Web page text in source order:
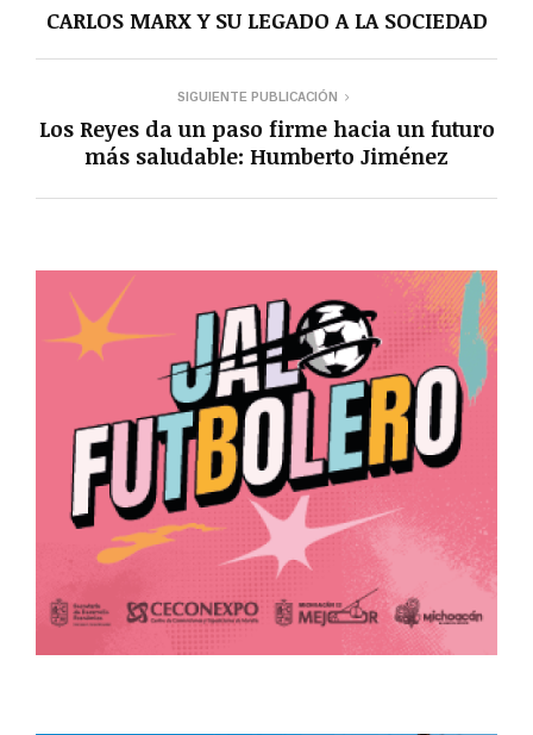
CARLOS MARX Y SU LEGADO A LA SOCIEDAD
SIGUIENTE PUBLICACIÓN
Los Reyes da un paso firme hacia un futuro
más saludable: Humberto Jiménez